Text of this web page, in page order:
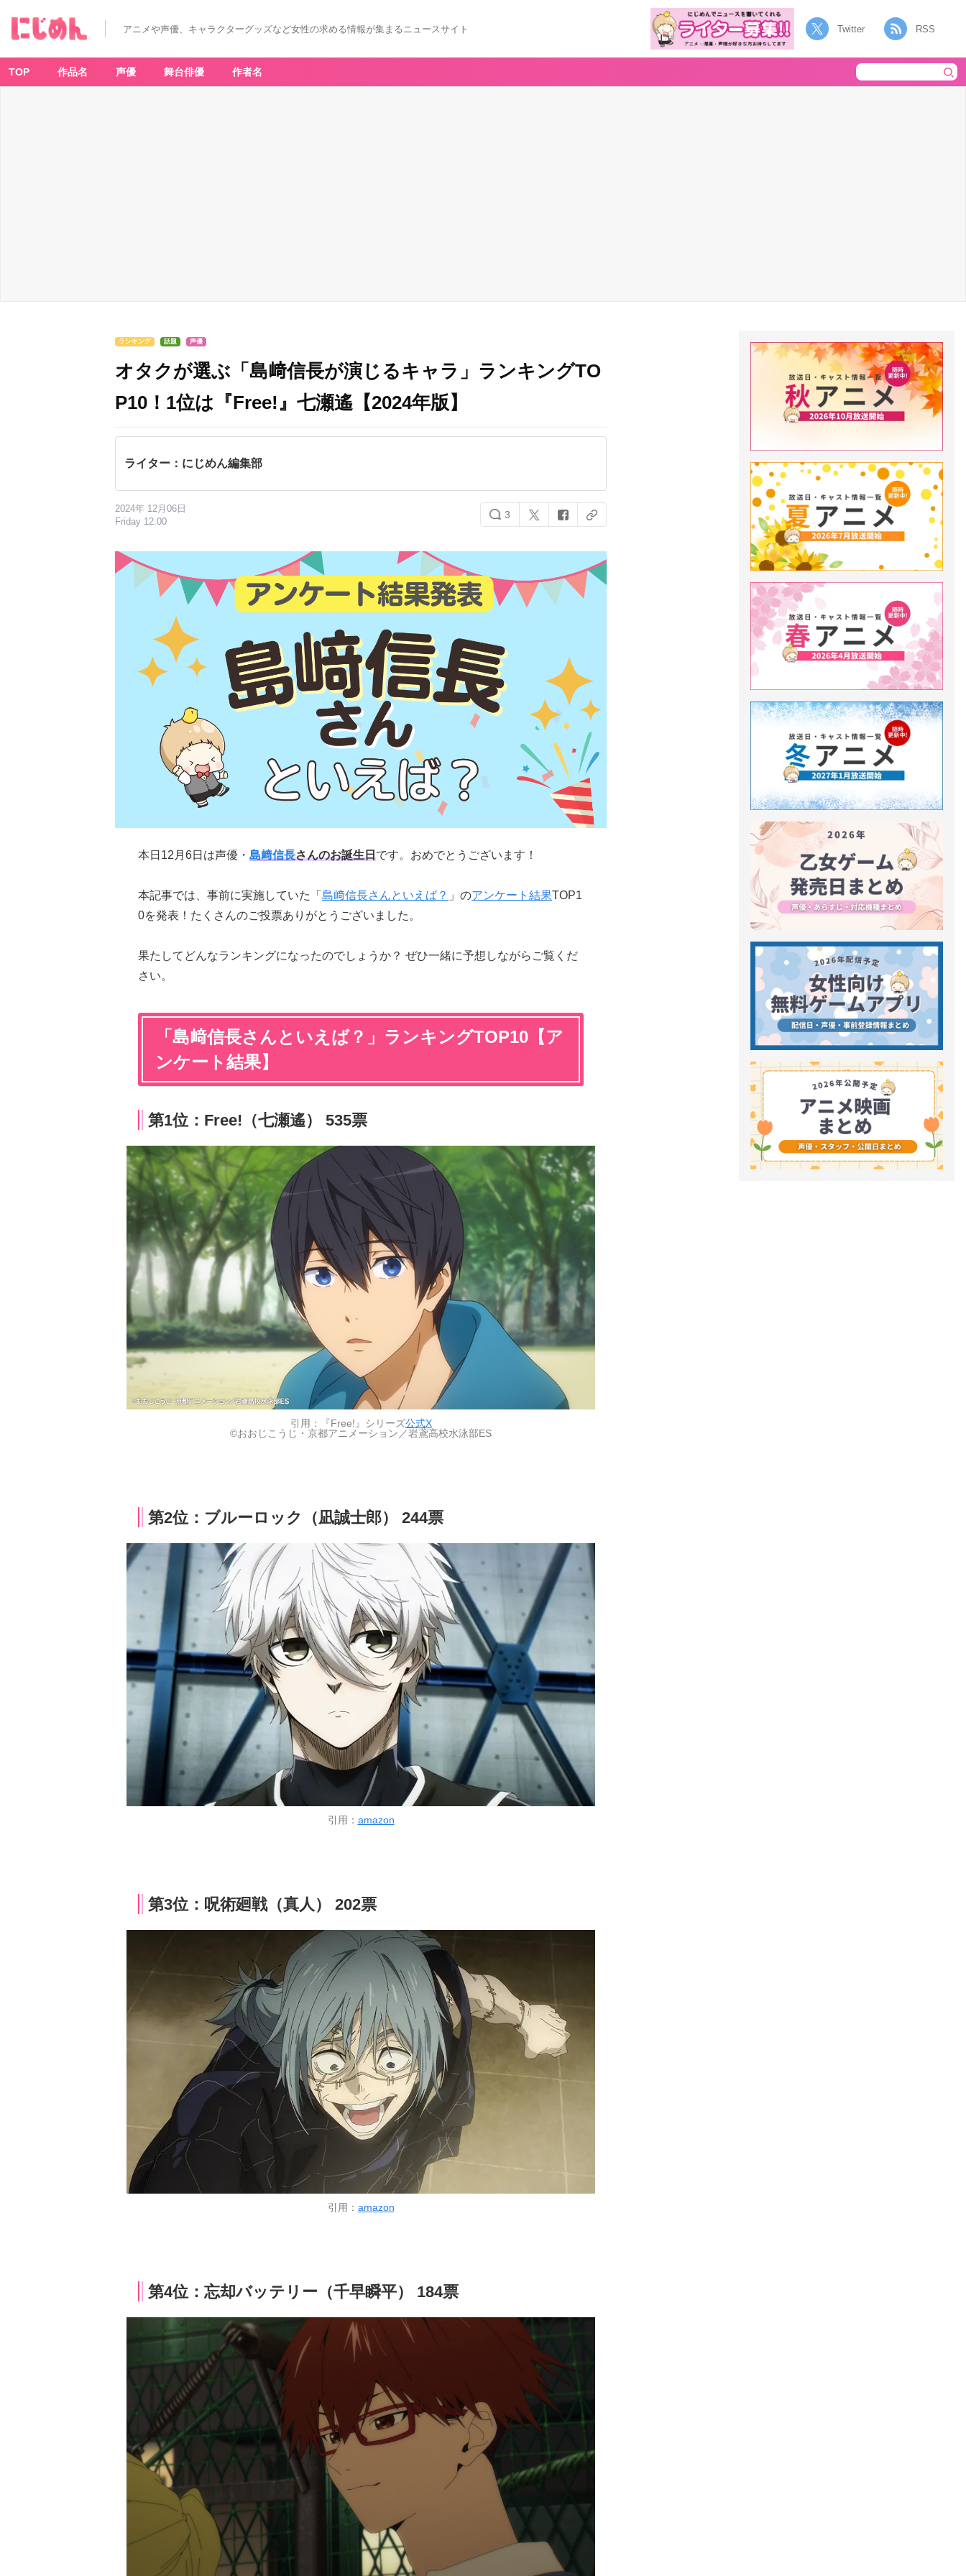
アニメや声優、キャラクターグッズなど女性の求める情報が集まるニュースサイト Twitter RSS
TOP 作品名 声優 舞台俳優 作者名
ランキング 話題 声優
オタクが選ぶ「島﨑信長が演じるキャラ」ランキングTO
P10！1位は『Free!』七瀬遙【2024年版】
ライター：にじめん編集部
2024年 12月06日
Friday 12:00
3
本日12月6日は声優・ 島﨑信長さんのお誕生日です。おめでとうございます！
本記事では、事前に実施していた「 島﨑信長さんといえば？ 」のアンケート結果TOP1
0を発表！たくさんのご投票ありがとうございました。
果たしてどんなランキングになったのでしょうか？ ぜひ一緒に予想しながらご覧くだ
さい。
「島﨑信長さんといえば？」ランキングTOP10【ア
ンケート結果】
第1位：Free!（七瀬遙） 535票
引用：『Free!』シリーズ公式X
©おおじこうじ・京都アニメーション／岩鳶高校水泳部ES
第2位：ブルーロック（凪誠士郎） 244票
引用： amazon
第3位：呪術廻戦（真人） 202票
引用： amazon
第4位：忘却バッテリー（千早瞬平） 184票